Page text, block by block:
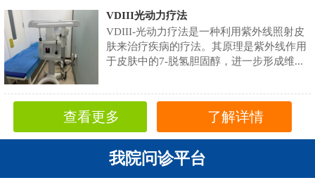
VDIII光动力疗法
VDIII-光动力疗法是一种利用紫外线照射皮
肤来治疗疾病的疗法。其原理是紫外线作用
于皮肤中的7-脱氢胆固醇，进一步形成维...
查看更多 了解详情
我院问诊平台